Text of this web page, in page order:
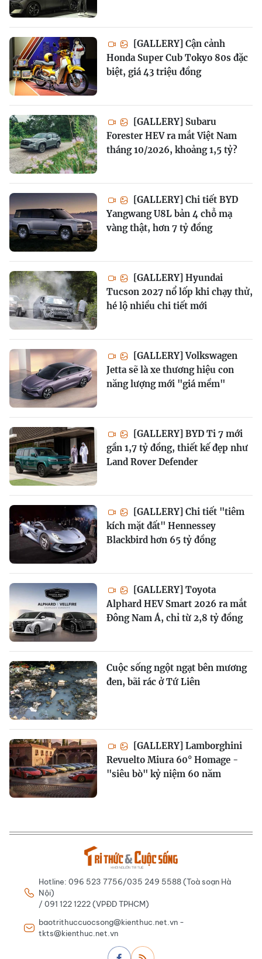
[GALLERY] Cận cảnh
Honda Super Cub Tokyo 80s đặc
biệt, giá 43 triệu đồng
[GALLERY] Subaru
Forester HEV ra mắt Việt Nam
tháng 10/2026, khoảng 1,5 tỷ?
[GALLERY] Chi tiết BYD
Yangwang U8L bản 4 chỗ mạ
vàng thật, hơn 7 tỷ đồng
[GALLERY] Hyundai
Tucson 2027 nổ lốp khi chạy thử,
hé lộ nhiều chi tiết mới
[GALLERY] Volkswagen
Jetta sẽ là xe thương hiệu con
năng lượng mới "giá mềm"
[GALLERY] BYD Ti 7 mới
gần 1,7 tỷ đồng, thiết kế đẹp như
Land Rover Defender
[GALLERY] Chi tiết "tiêm
kích mặt đất" Hennessey
Blackbird hơn 65 tỷ đồng
[GALLERY] Toyota
Alphard HEV Smart 2026 ra mắt
Đông Nam Á, chỉ từ 2,8 tỷ đồng
Cuộc sống ngột ngạt bên mương
đen, bãi rác ở Tứ Liên
[GALLERY] Lamborghini
Revuelto Miura 60° Homage -
"siêu bò" kỷ niệm 60 năm
Hotline: 096 523 7756/035 249 5588 (Toà soạn Hà
Nội)
/ 091 122 1222 (VPĐD TPHCM)
baotrithuccuocsong@kienthuc.net.vn -
tkts@kienthuc.net.vn